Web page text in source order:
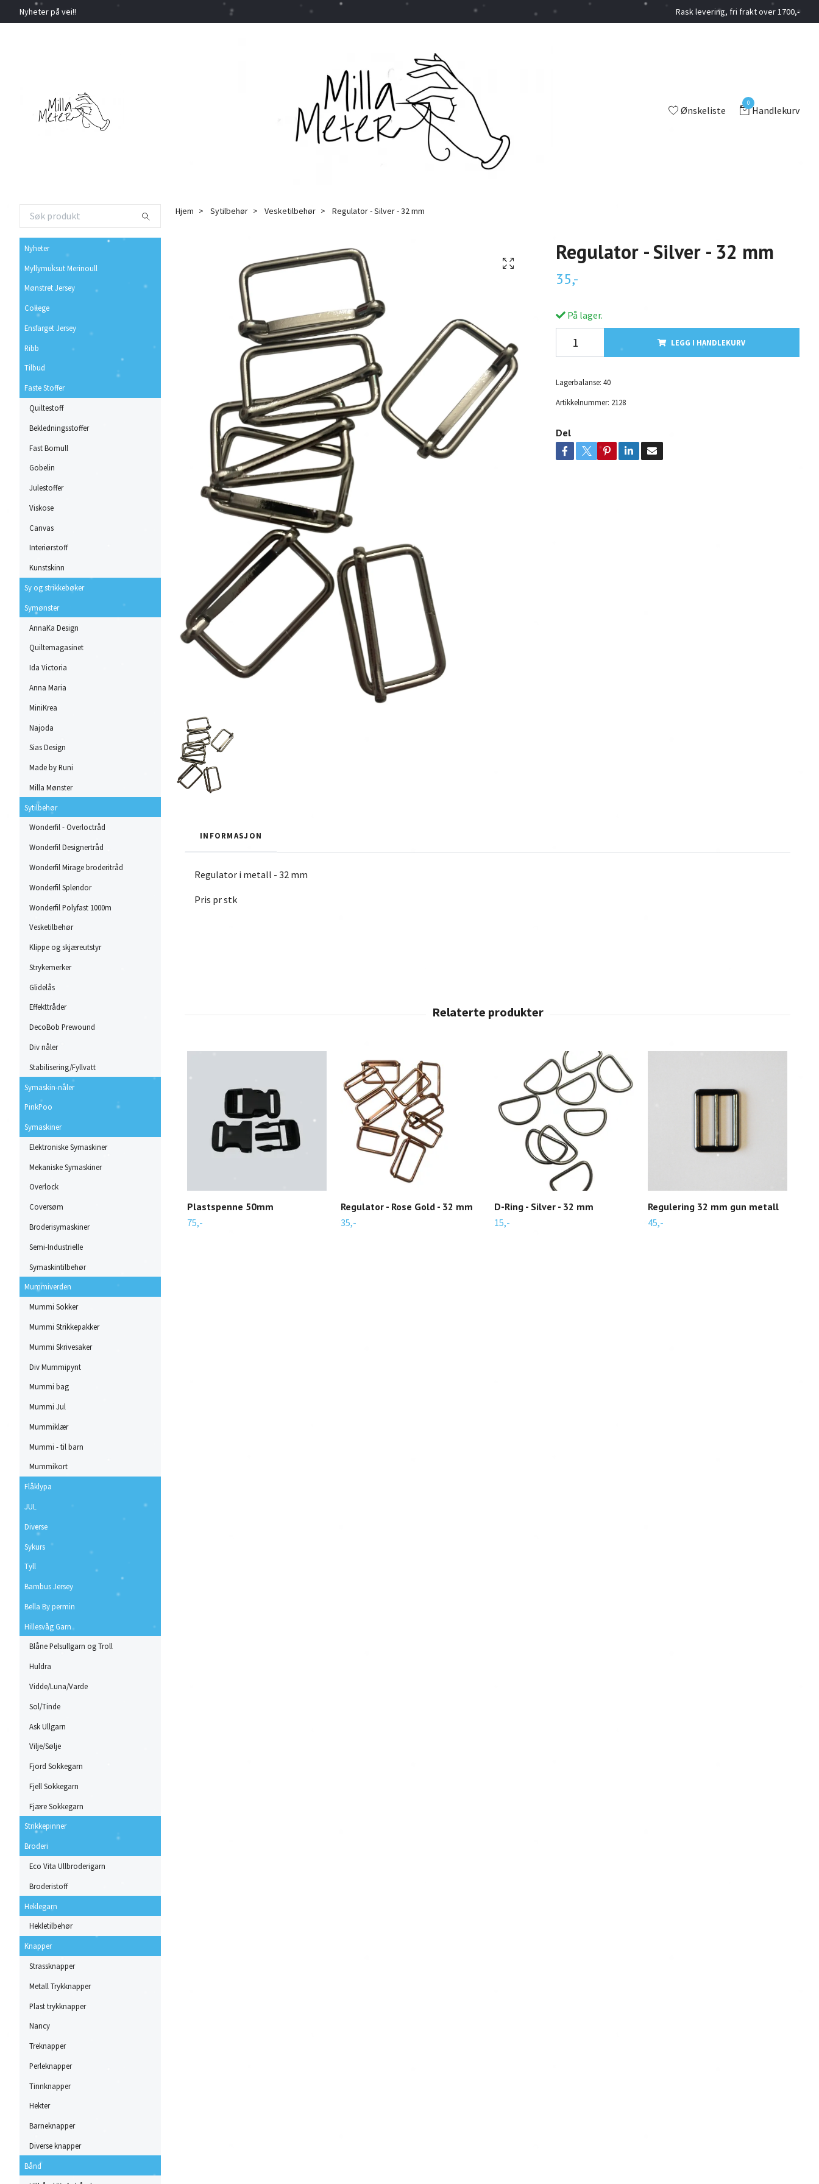
Nyheter på vei!! Rask levering, fri frakt over 1700,-
Ønskeliste
0
Handlekurv
Nyheter
Myllymuksut Merinoull
Mønstret Jersey
College
Ensfarget Jersey
Ribb
Tilbud
Faste Stoffer
Quiltestoff
Bekledningsstoffer
Fast Bomull
Gobelin
Julestoffer
Viskose
Canvas
Interiørstoff
Kunstskinn
Sy og strikkebøker
Symønster
AnnaKa Design
Quiltemagasinet
Ida Victoria
Anna Maria
MiniKrea
Najoda
Sias Design
Made by Runi
Milla Mønster
Sytilbehør
Wonderfil - Overloctråd
Wonderfil Designertråd
Wonderfil Mirage broderitråd
Wonderfil Splendor
Wonderfil Polyfast 1000m
Vesketilbehør
Klippe og skjæreutstyr
Strykemerker
Glidelås
Effekttråder
DecoBob Prewound
Div nåler
Stabilisering/Fyllvatt
Symaskin-nåler
PinkPoo
Symaskiner
Elektroniske Symaskiner
Mekaniske Symaskiner
Overlock
Coversøm
Broderisymaskiner
Semi-Industrielle
Symaskintilbehør
Mummiverden
Mummi Sokker
Mummi Strikkepakker
Mummi Skrivesaker
Div Mummipynt
Mummi bag
Mummi Jul
Mummiklær
Mummi - til barn
Mummikort
Flåklypa
JUL
Diverse
Sykurs
Tyll
Bambus Jersey
Bella By permin
Hillesvåg Garn
Blåne Pelsullgarn og Troll
Huldra
Vidde/Luna/Varde
Sol/Tinde
Ask Ullgarn
Vilje/Sølje
Fjord Sokkegarn
Fjell Sokkegarn
Fjære Sokkegarn
Strikkepinner
Broderi
Eco Vita Ullbroderigarn
Broderistoff
Heklegarn
Hekletilbehør
Knapper
Strassknapper
Metall Trykknapper
Plast trykknapper
Nancy
Treknapper
Perleknapper
Tinnknapper
Hekter
Barneknapper
Diverse knapper
Bånd
Hjem Sytilbehør Vesketilbehør Regulator - Silver - 32 mm
Regulator - Silver - 32 mm
35,-
På lager.
LEGG I HANDLEKURV
Lagerbalanse: 40
Artikkelnummer: 2128
Del
INFORMASJON
Regulator i metall - 32 mm
Pris pr stk
Plastspenne 50mm
75,-
Regulator - Rose Gold - 32 mm
35,-
D-Ring - Silver - 32 mm
15,-
Regulering 32 mm gun metall
45,-